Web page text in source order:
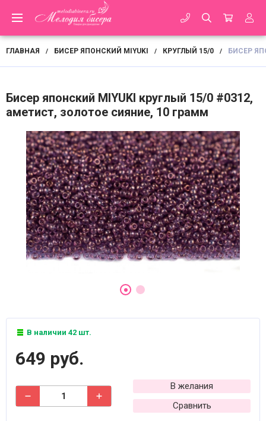
ГЛАВНАЯ / БИСЕР ЯПОНСКИЙ MIYUKI / КРУГЛЫЙ 15/0 / БИСЕР
Бисер японский MIYUKI круглый 15/0 #0312,
аметист, золотое сияние, 10 грамм
В наличии 42 шт.
649 руб.
В желания
Сравнить